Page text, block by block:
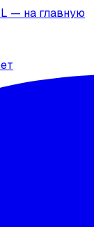
— на главную